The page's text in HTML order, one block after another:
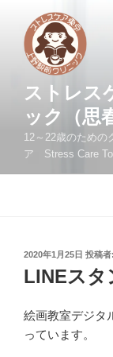
ストレス
ック（思
12～22歳のための
ア Stress Care
投
稿
日:
2020年1月25日 投稿者:
LINEスタ
絵画教室デジタ
っています。